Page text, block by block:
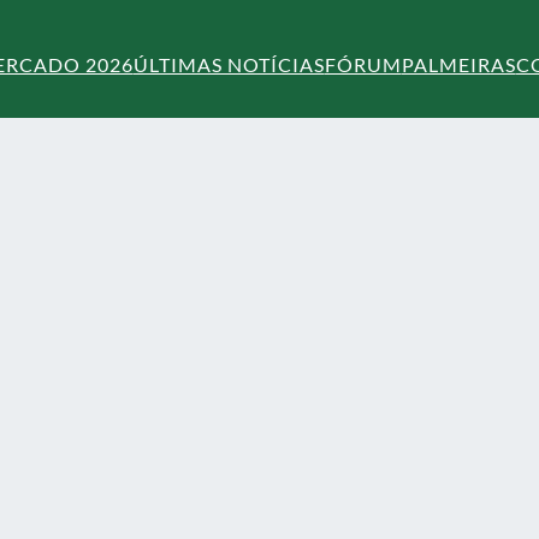
2026ÚLTIMAS NOTÍCIASFÓRUMPALMEIRAS